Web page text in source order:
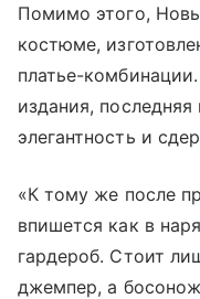
Помимо этого,
костюме,
платье-
издания,
элегантность и
«К тому же после
впишется как в
гардероб. Стоит
джемпер, а